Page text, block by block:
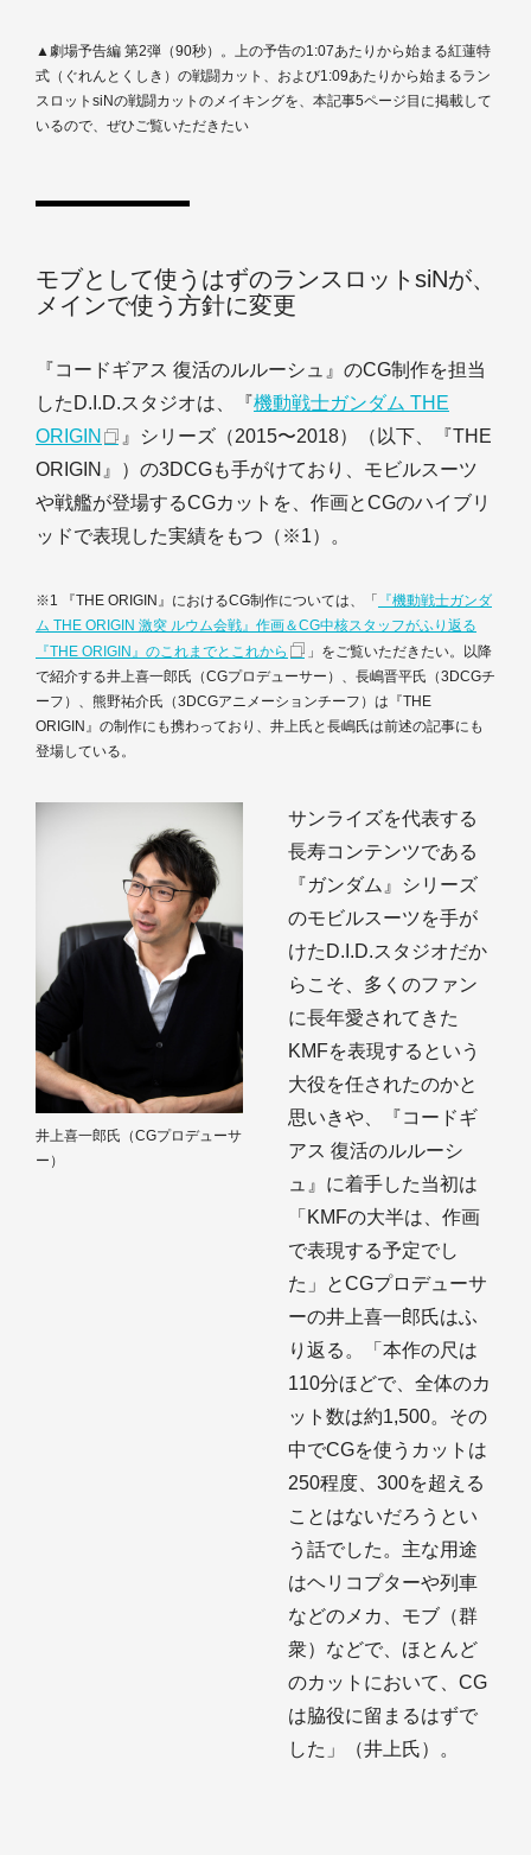
▲劇場予告編 第2弾（90秒）。上の予告の1:07あたりから始まる紅蓮特
式（ぐれんとくしき）の戦闘カット、および1:09あたりから始まるラン
スロットsiNの戦闘カットのメイキングを、本記事5ページ目に掲載して
いるので、ぜひご覧いただきたい
モブとして使うはずのランスロットsiNが、
メインで使う方針に変更
『コードギアス 復活のルルーシュ』のCG制作を担当
したD.I.D.スタジオは、『機動戦士ガンダム THE
ORIGIN
』シリーズ（2015〜2018）（以下、『THE
ORIGIN』）の3DCGも手がけており、モビルスーツ
や戦艦が登場するCGカットを、作画とCGのハイブリ
ッドで表現した実績をもつ（※1）。
※1 『THE ORIGIN』におけるCG制作については、「
『機動戦士ガンダ
ム THE ORIGIN 激突 ルウム会戦』作画＆CG中核スタッフがふり返る
『THE ORIGIN』のこれまでとこれから
」をご覧いただきたい。以降
で紹介する井上喜一郎氏（CGプロデューサー）、長嶋晋平氏（3DCGチ
ーフ）、熊野祐介氏（3DCGアニメーションチーフ）は『THE
ORIGIN』の制作にも携わっており、井上氏と長嶋氏は前述の記事にも
登場している。
井上喜一郎氏（CGプロデューサ
ー）
サンライズを代表する
長寿コンテンツである
『ガンダム』シリーズ
のモビルスーツを手が
けたD.I.D.スタジオだか
らこそ、多くのファン
に長年愛されてきた
KMFを表現するという
大役を任されたのかと
思いきや、『コードギ
アス 復活のルルーシ
ュ』に着手した当初は
「KMFの大半は、作画
で表現する予定でし
た」とCGプロデューサ
ーの井上喜一郎氏はふ
り返る。「本作の尺は
110分ほどで、全体のカ
ット数は約1,500。その
中でCGを使うカットは
250程度、300を超える
ことはないだろうとい
う話でした。主な用途
はヘリコプターや列車
などのメカ、モブ（群
衆）などで、ほとんど
のカットにおいて、CG
は脇役に留まるはずで
した」（井上氏）。